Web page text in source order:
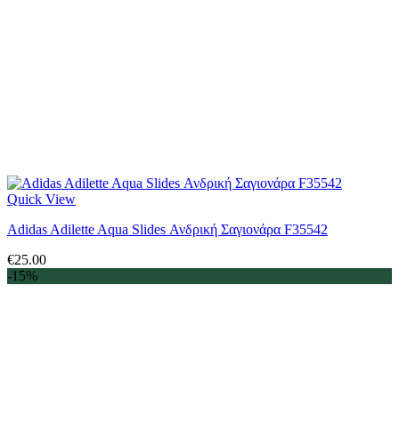
Quick View
Adidas Adilette Aqua Slides Ανδρική Σαγιονάρα F35542
€25.00
-15%